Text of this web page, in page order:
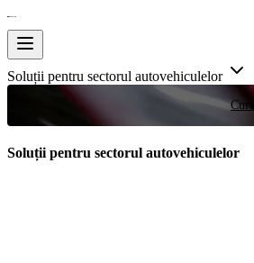
Soluții pentru sectorul autovehiculelor
Curse
Soluții pentru sectorul autovehiculelor